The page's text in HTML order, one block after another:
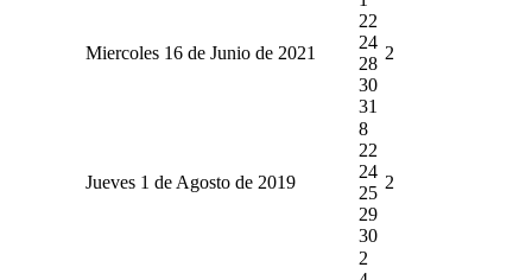
Miercoles 16 de Junio de 2021
22
24
28
30
31
2
Jueves 1 de Agosto de 2019
8
22
24
25
29
30
2
2